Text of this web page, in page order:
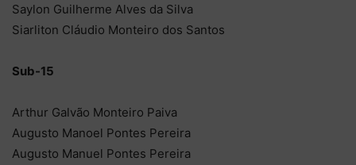
Saylon Guilherme Alves da Silva
Siarliton Cláudio Monteiro dos Santos
Sub-15
Arthur Galvão Monteiro Paiva
Augusto Manoel Pontes Pereira
Augusto Manuel Pontes Pereira